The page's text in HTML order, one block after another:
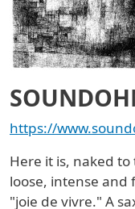
https://
Here it is, naked
loose, intense